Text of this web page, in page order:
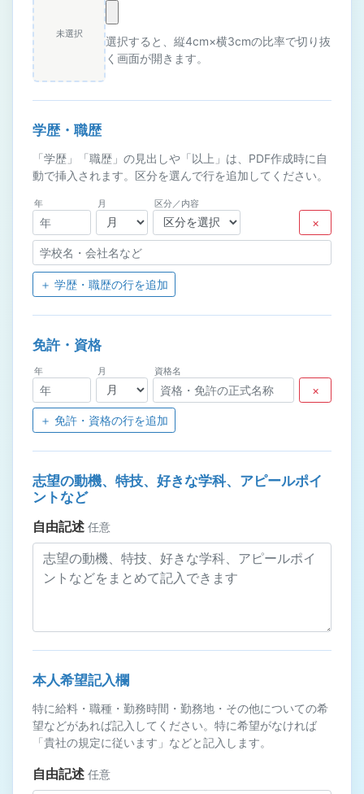
未選択
選択すると、縦4cm×横3cmの比率で切り抜
く画面が開きます。
学歴・職歴
「学歴」「職歴」の見出しや「以上」は、PDF作成時に自
動で挿入されます。区分を選んで行を追加してください。
年 月 区分／内容
×
＋ 学歴・職歴の行を追加
免許・資格
年 月 資格名
×
＋ 免許・資格の行を追加
志望の動機、特技、好きな学科、アピールポイ
ントなど
自由記述 任意
本人希望記入欄
特に給料・職種・勤務時間・勤務地・その他についての希
望などがあれば記入してください。特に希望がなければ
「貴社の規定に従います」などと記入します。
自由記述 任意